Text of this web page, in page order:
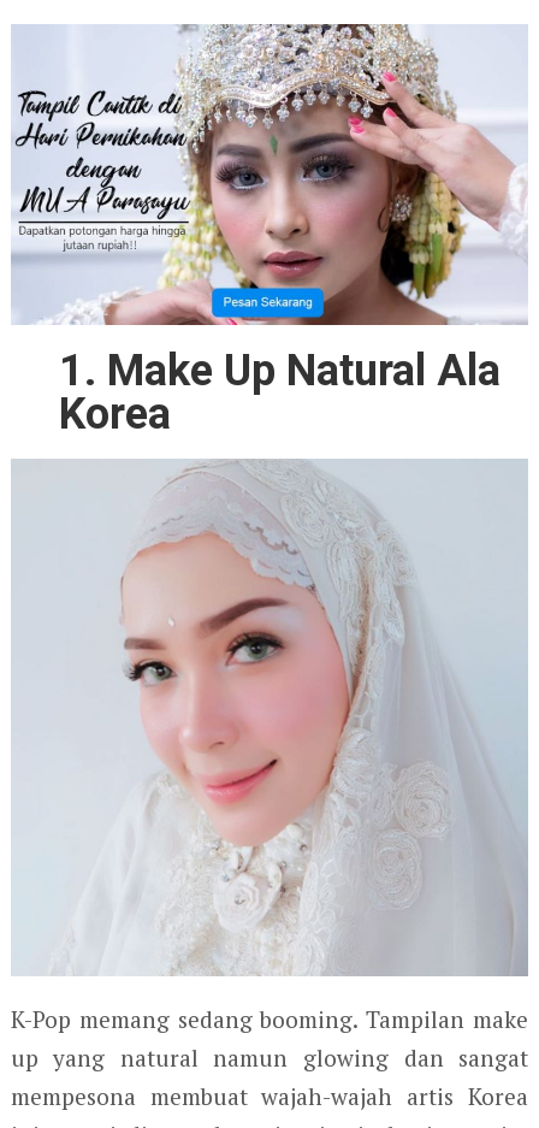
1. Make Up Natural Ala
Korea
K-Pop memang sedang booming. Tampilan make
up yang natural namun glowing dan sangat
mempesona membuat wajah-wajah artis Korea